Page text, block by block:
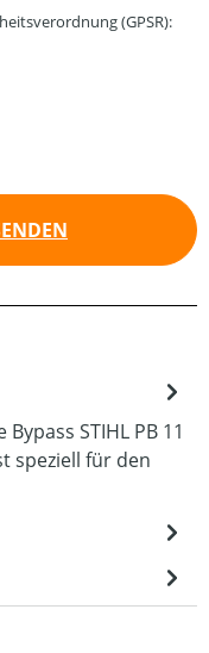
(GPSR):
STIHL PB 11
speziell für den